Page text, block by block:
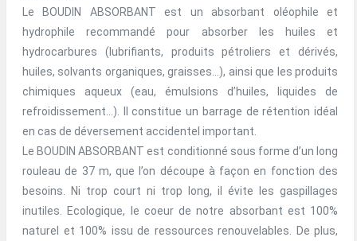
Le BOUDIN ABSORBANT est un absorbant oléophile et
hydrophile recommandé pour absorber les huiles et
hydrocarbures (lubrifiants, produits pétroliers et dérivés,
huiles, solvants organiques, graisses…), ainsi que les produits
chimiques aqueux (eau, émulsions d’huiles, liquides de
refroidissement…). Il constitue un barrage de rétention idéal
en cas de déversement accidentel important.
Le BOUDIN ABSORBANT est conditionné sous forme d’un long
rouleau de 37 m, que l’on découpe à façon en fonction des
besoins. Ni trop court ni trop long, il évite les gaspillages
inutiles. Ecologique, le coeur de notre absorbant est 100%
naturel et 100% issu de ressources renouvelables. De plus,